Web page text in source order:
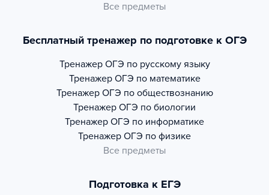
Все предметы
Бесплатный тренажер по подготовке к ОГЭ
Тренажер ОГЭ по русскому языку
Тренажер ОГЭ по математике
Тренажер ОГЭ по обществознанию
Тренажер ОГЭ по биологии
Тренажер ОГЭ по информатике
Тренажер ОГЭ по физике
Все предметы
Подготовка к ЕГЭ